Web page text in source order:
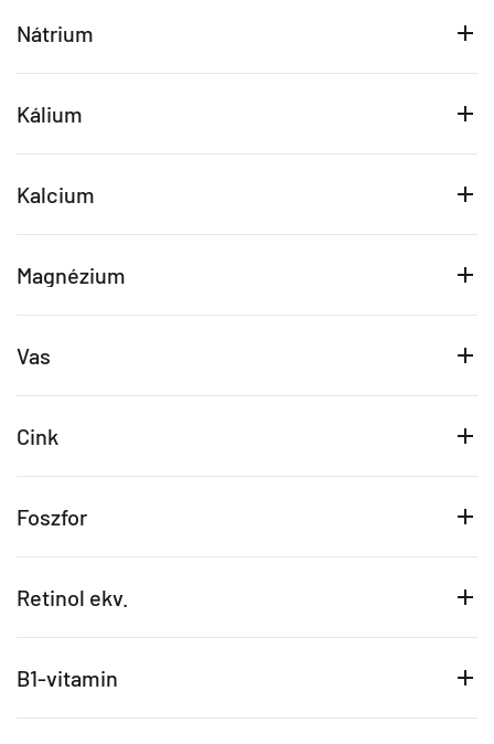
Nátrium
Kálium
Kalcium
Magnézium
Vas
Cink
Foszfor
Retinol ekv.
B1-vitamin